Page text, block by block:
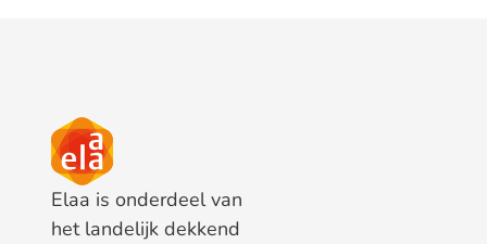
Elaa is onderdeel van
het landelijk dekkend